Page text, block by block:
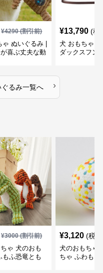
¥4290(割引前)
ゃ ぬいぐるみ |
喜ぶ丈夫な動
¥13,790 (税
犬 おもちゃ
ダックスフン
ぐるみ一覧へ ›
¥3000(割引前)
ゃ 犬のおも
もふ恐竜とも
¥3,120 (税
犬のおもちゃ
ちゃ ふわもこ